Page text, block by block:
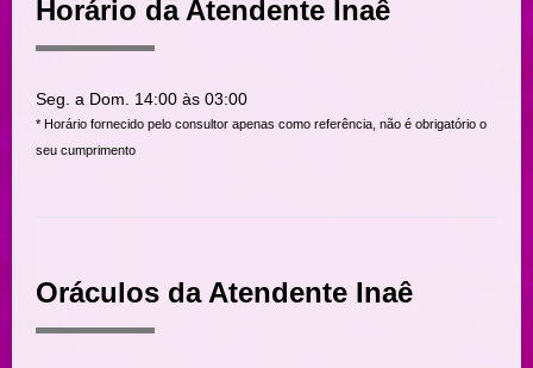
Horário da Atendente Inaê
Seg. a Dom. 14:00 às 03:00
* Horário fornecido pelo consultor apenas como referência, não é obrigatório o
seu cumprimento
Oráculos da Atendente Inaê